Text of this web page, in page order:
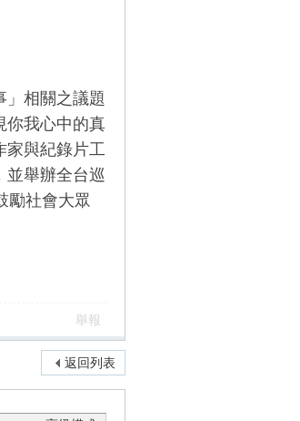
」相關之議題
你我心中的真
家與紀錄片工
並舉辦全台巡
勵社會大眾
舉報
返回列表